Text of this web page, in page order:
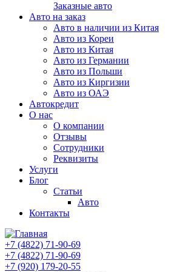
Заказные авто
Авто на заказ
Авто в наличии из Китая
Авто из Кореи
Авто из Китая
Авто из Германии
Авто из Польши
Авто из Киргизии
Авто из ОАЭ
Автокредит
О нас
О компании
Отзывы
Сотрудники
Реквизиты
Услуги
Блог
Статьи
Авто
Контакты
+7 (4822) 71-90-69
+7 (4822) 71-90-69
+7 (920) 179-20-55